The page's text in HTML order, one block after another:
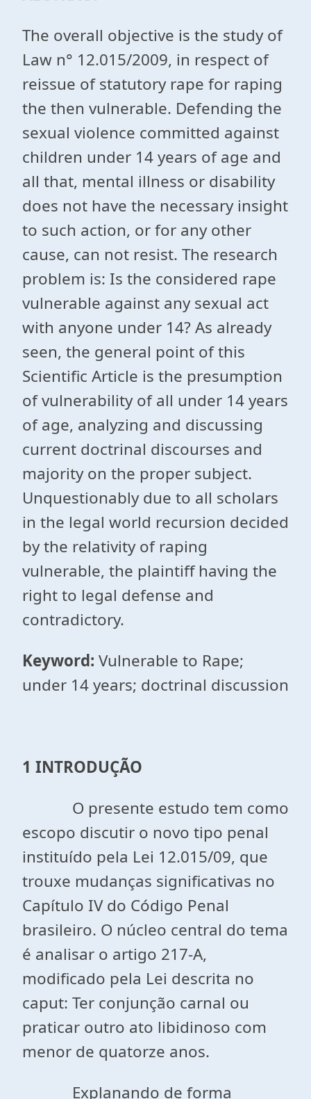
The overall objective is the study of
Law n° 12.015/2009, in respect of
reissue of statutory rape for raping
the then vulnerable. Defending the
sexual violence committed against
children under 14 years of age and
all that, mental illness or disability
does not have the necessary insight
to such action, or for any other
cause, can not resist. The research
problem is: Is the considered rape
vulnerable against any sexual act
with anyone under 14? As already
seen, the general point of this
Scientific Article is the presumption
of vulnerability of all under 14 years
of age, analyzing and discussing
current doctrinal discourses and
majority on the proper subject.
Unquestionably due to all scholars
in the legal world recursion decided
by the relativity of raping
vulnerable, the plaintiff having the
right to legal defense and
contradictory.
Keyword: Vulnerable to Rape;
under 14 years; doctrinal discussion
1 INTRODUÇÃO
O presente estudo tem como
escopo discutir o novo tipo penal
instituído pela Lei 12.015/09, que
trouxe mudanças significativas no
Capítulo IV do Código Penal
brasileiro. O núcleo central do tema
é analisar o artigo 217-A,
modificado pela Lei descrita no
caput: Ter conjunção carnal ou
praticar outro ato libidinoso com
menor de quatorze anos.
Explanando de forma